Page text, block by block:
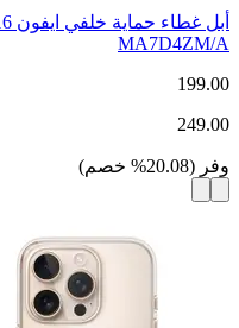
MA7D4ZM/A
199.00
249.00
وفر (
20.08
% خصم)